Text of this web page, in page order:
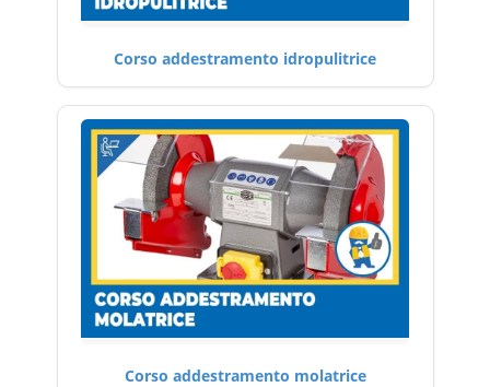
Corso addestramento idropulitrice
Corso addestramento molatrice